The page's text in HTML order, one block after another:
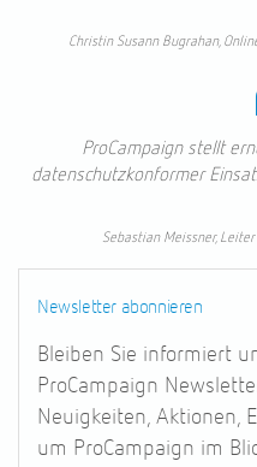
Christin Susann Bugrahan,
ProCampaign stellt
datenschutzkonformer
Sebastian Meissner,
Newsletter abonnieren
Bleiben Sie informiert
ProCampaign
Neuigkeiten, Aktionen,
um ProCampaign im